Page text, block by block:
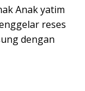
Anak yatim
reses
dengan